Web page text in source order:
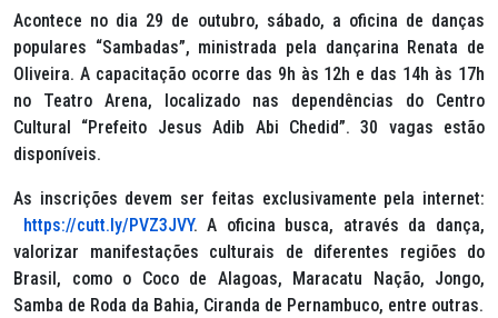
Acontece no dia 29 de outubro, sábado, a oficina de danças
populares “Sambadas”, ministrada pela dançarina Renata de
Oliveira. A capacitação ocorre das 9h às 12h e das 14h às 17h
no Teatro Arena, localizado nas dependências do Centro
Cultural “Prefeito Jesus Adib Abi Chedid”. 30 vagas estão
disponíveis.
As inscrições devem ser feitas exclusivamente pela internet:
https://cutt.ly/PVZ3JVY. A oficina busca, através da dança,
valorizar manifestações culturais de diferentes regiões do
Brasil, como o Coco de Alagoas, Maracatu Nação, Jongo,
Samba de Roda da Bahia, Ciranda de Pernambuco, entre outras.